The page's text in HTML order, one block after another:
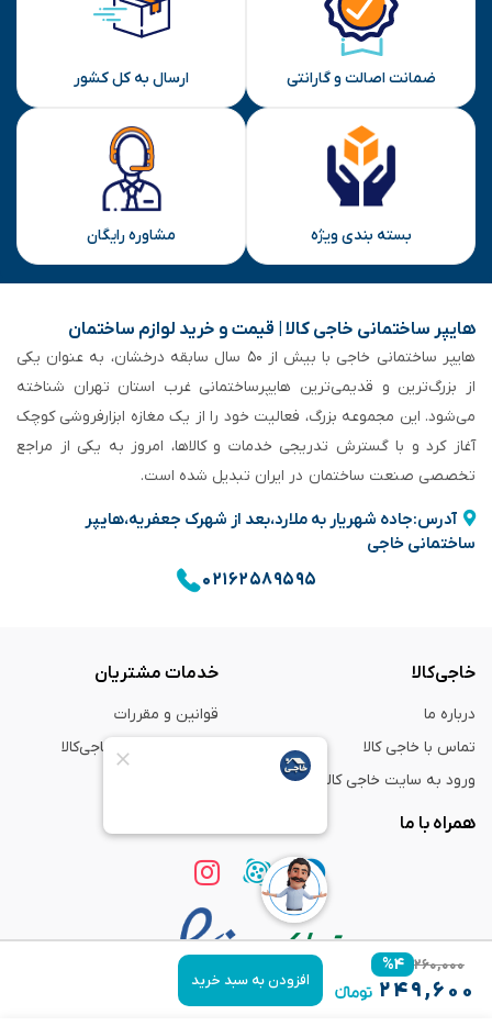
۲۶۰,۰۰۰ ۴%
۲۴۹,۶۰۰ افزودن به سبد خرید
ضمانت اصالت و گارانتی ارسال به کل کشور
بسته بندی ویژه مشاوره رایگان
هایپر ساختمانی خاجی‌ کالا | قیمت و خرید لوازم ساختمان
هایپر ساختمانی خاجی‌ با بیش از ۵۰ سال سابقه‌ درخشان، به عنوان یکی
از بزرگ‌ترین و قدیمی‌ترین هایپرساختمانی‌ غرب استان تهران شناخته
می‌شود. این مجموعه بزرگ، فعالیت خود را از یک مغازه ابزارفروشی کوچک
آغاز کرد و با گسترش تدریجی خدمات و کالاها، امروز به یکی از مراجع
تخصصی صنعت ساختمان در ایران تبدیل شده است.
آدرس:جاده شهریار به ملارد،بعد از شهرک جعفریه،هایپر
ساختمانی خاجی
۰۲۱۶۲۵۸۹۵۹۵
خاجی‌کالا
درباره ما
تماس با خاجی کالا
ورود به سایت خاجی‌ کالا
خدمات مشتریان
قوانین و مقررات
راهنمای خرید از خاجی‌کالا
همراه با ما